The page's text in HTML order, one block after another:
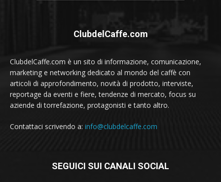
ClubdelCaffe.com
ClubdelCaffe.com è un sito di informazione, comunicazione,
marketing e networking dedicato al mondo del caffè con
articoli di approfondimento, novità di prodotto, interviste,
reportage da eventi e fiere, tendenze di mercato, focus su
aziende di torrefazione, protagonisti e tanto altro.
Contattaci scrivendo a: info@clubdelcaffe.com
SEGUICI SUI CANALI SOCIAL